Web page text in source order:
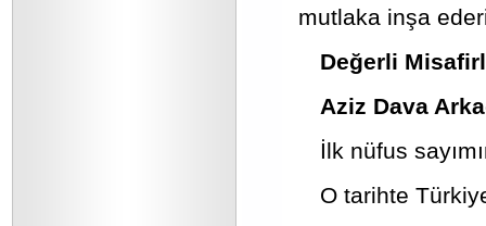
mutlaka inşa
Değerli
Aziz Dava
İlk nüfus
O tarihte